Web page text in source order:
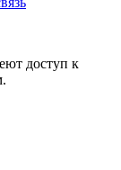
доступ к